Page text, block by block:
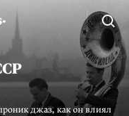
джаз, как он влиял